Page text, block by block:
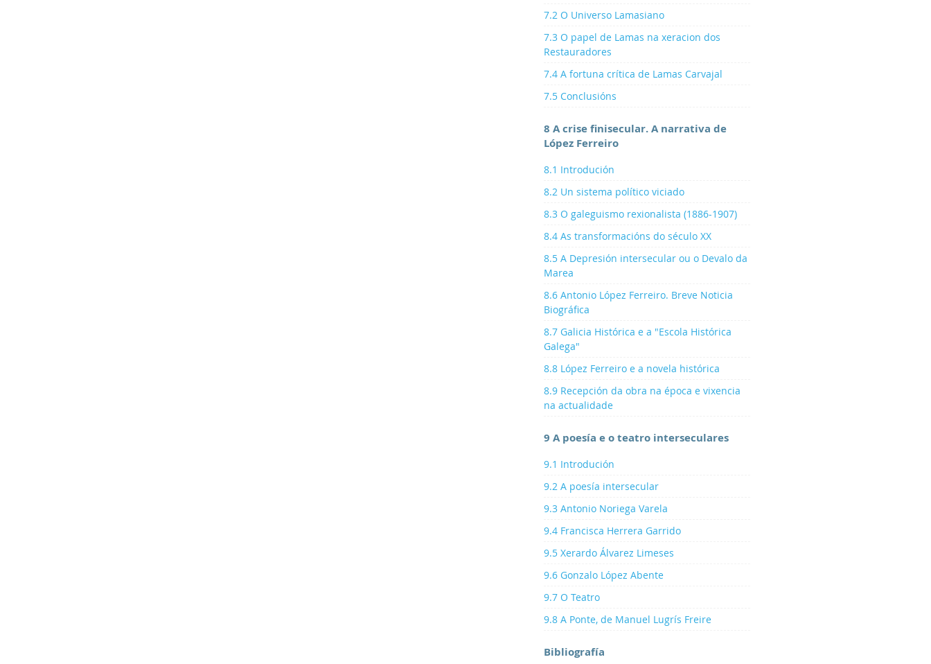
7.2 O Universo Lamasiano
7.3 O papel de Lamas na xeracion dos
Restauradores
7.4 A fortuna crítica de Lamas Carvajal
7.5 Conclusións
8 A crise finisecular. A narrativa de
López Ferreiro
8.1 Introdución
8.2 Un sistema político viciado
8.3 O galeguismo rexionalista (1886-1907)
8.4 As transformacións do século XX
8.5 A Depresión intersecular ou o Devalo da
Marea
8.6 Antonio López Ferreiro. Breve Noticia
Biográfica
8.7 Galicia Histórica e a "Escola Histórica
Galega"
8.8 López Ferreiro e a novela histórica
8.9 Recepción da obra na época e vixencia
na actualidade
9 A poesía e o teatro interseculares
9.1 Introdución
9.2 A poesía intersecular
9.3 Antonio Noriega Varela
9.4 Francisca Herrera Garrido
9.5 Xerardo Álvarez Limeses
9.6 Gonzalo López Abente
9.7 O Teatro
9.8 A Ponte, de Manuel Lugrís Freire
Bibliografía